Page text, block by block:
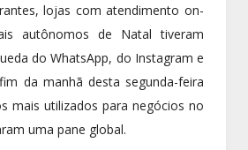
lojas com atendimento on-
autônomos de Natal tiveram
do WhatsApp, do Instagram e
da manhã desta segunda-feira
mais utilizados para negócios no
uma pane global.